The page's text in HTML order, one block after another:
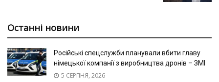
Останні новини
Російські спецслужби планували вбити главу
німецької компанії з виробництва дронів – ЗМІ
5 СЕРПНЯ, 2026